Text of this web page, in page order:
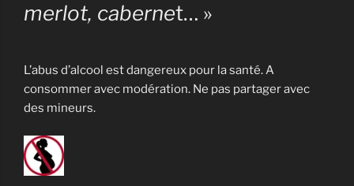
merlot, cabernet… »
L’abus d’alcool est dangereux pour la santé. A
consommer avec modération. Ne pas partager avec
des mineurs.